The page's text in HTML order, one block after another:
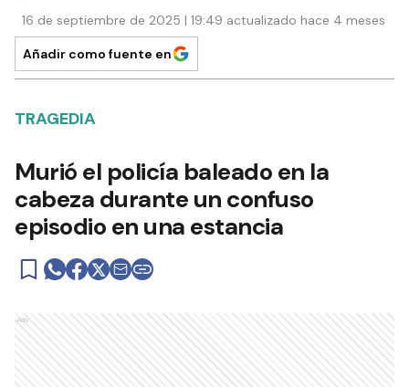
16 de septiembre de 2025 | 19:49 actualizado hace 4 meses
Añadir como fuente en
TRAGEDIA
Murió el policía baleado en la
cabeza durante un confuso
episodio en una estancia
Ads